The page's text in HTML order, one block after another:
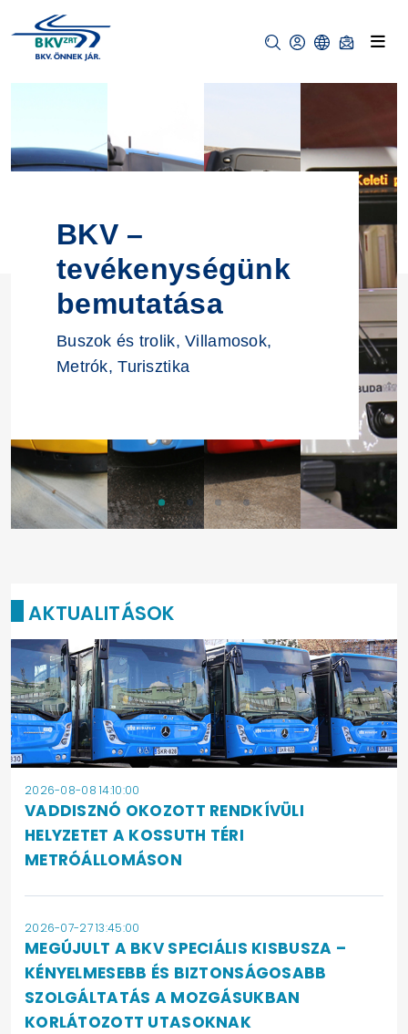
BKV –
tevékenységünk
bemutatása
Buszok és trolik, Villamosok,
Metrók, Turisztika
AKTUALITÁSOK
2026-08-08 14:10:00
VADDISZNÓ OKOZOTT RENDKÍVÜLI
HELYZETET A KOSSUTH TÉRI
METRÓÁLLOMÁSON
2026-07-27 13:45:00
MEGÚJULT A BKV SPECIÁLIS KISBUSZA –
KÉNYELMESEBB ÉS BIZTONSÁGOSABB
SZOLGÁLTATÁS A MOZGÁSUKBAN
KORLÁTOZOTT UTASOKNAK